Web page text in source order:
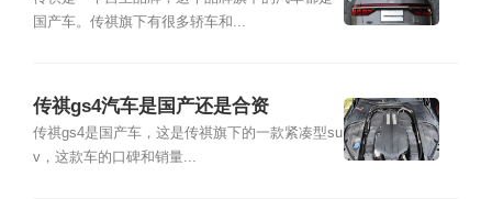
国产车。传祺旗下有很多轿车和...
传祺gs4汽车是国产还是合资
传祺gs4是国产车，这是传祺旗下的一款紧凑型su
v，这款车的口碑和销量...